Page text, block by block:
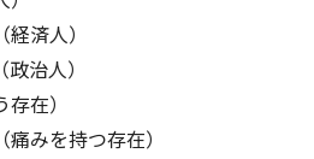
済人）
治人）
在）
みを持つ存在）